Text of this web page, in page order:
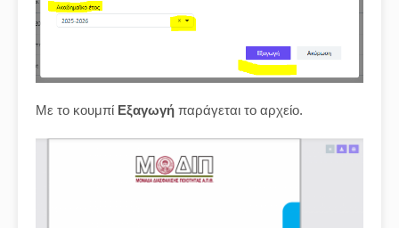
Με το κουμπί Εξαγωγή παράγεται το αρχείο.